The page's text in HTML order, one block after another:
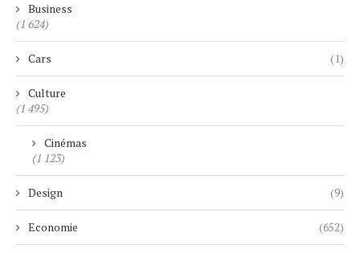
Business
(1 624)
Cars (1)
Culture
(1 495)
Cinémas
(1 123)
Design (9)
Economie (652)